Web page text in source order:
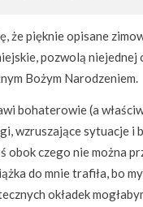
że pięknie opisane
pozwolą
Bożym Narodzeniem.
bohaterowie (a
wzruszające sytuacje i
obok czego nie można
do mnie trafiła, bo
okładek